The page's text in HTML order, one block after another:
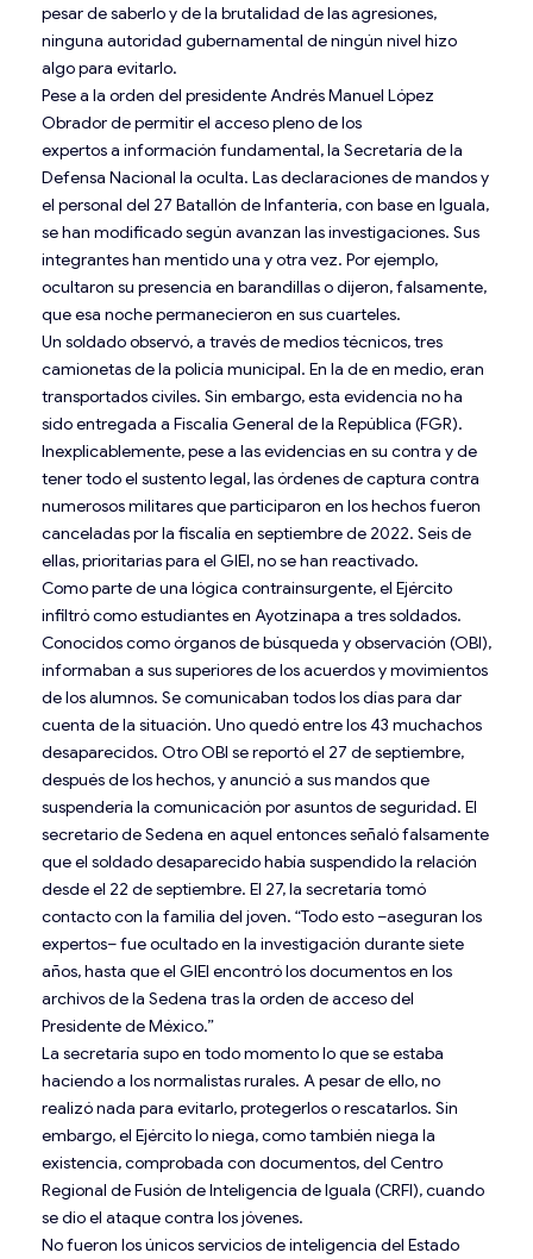
pesar de saberlo y de la brutalidad de las agresiones,
ninguna autoridad gubernamental de ningún nivel hizo
algo para evitarlo.
Pese a la orden del presidente Andrés Manuel López
Obrador de permitir el acceso pleno de los
expertos a información fundamental, la Secretaría de la
Defensa Nacional la oculta. Las declaraciones de mandos y
el personal del 27 Batallón de Infantería, con base en Iguala,
se han modificado según avanzan las investigaciones. Sus
integrantes han mentido una y otra vez. Por ejemplo,
ocultaron su presencia en barandillas o dijeron, falsamente,
que esa noche permanecieron en sus cuarteles.
Un soldado observó, a través de medios técnicos, tres
camionetas de la policía municipal. En la de en medio, eran
transportados civiles. Sin embargo, esta evidencia no ha
sido entregada a Fiscalía General de la República (FGR).
Inexplicablemente, pese a las evidencias en su contra y de
tener todo el sustento legal, las órdenes de captura contra
numerosos militares que participaron en los hechos fueron
canceladas por la fiscalía en septiembre de 2022. Seis de
ellas, prioritarias para el GIEI, no se han reactivado.
Como parte de una lógica contrainsurgente, el Ejército
infiltró como estudiantes en Ayotzinapa a tres soldados.
Conocidos como órganos de búsqueda y observación (OBI),
informaban a sus superiores de los acuerdos y movimientos
de los alumnos. Se comunicaban todos los días para dar
cuenta de la situación. Uno quedó entre los 43 muchachos
desaparecidos. Otro OBI se reportó el 27 de septiembre,
después de los hechos, y anunció a sus mandos que
suspendería la comunicación por asuntos de seguridad. El
secretario de Sedena en aquel entonces señaló falsamente
que el soldado desaparecido había suspendido la relación
desde el 22 de septiembre. El 27, la secretaría tomó
contacto con la familia del joven. “Todo esto –aseguran los
expertos– fue ocultado en la investigación durante siete
años, hasta que el GIEI encontró los documentos en los
archivos de la Sedena tras la orden de acceso del
Presidente de México.”
La secretaría supo en todo momento lo que se estaba
haciendo a los normalistas rurales. A pesar de ello, no
realizó nada para evitarlo, protegerlos o rescatarlos. Sin
embargo, el Ejército lo niega, como también niega la
existencia, comprobada con documentos, del Centro
Regional de Fusión de Inteligencia de Iguala (CRFI), cuando
se dio el ataque contra los jóvenes.
No fueron los únicos servicios de inteligencia del Estado